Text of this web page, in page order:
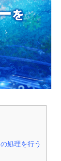
処理を行う